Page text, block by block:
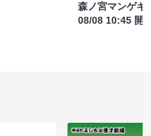
森ノ宮マンゲキ
08/08 10:45 開